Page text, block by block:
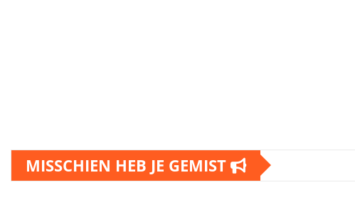
MISSCHIEN HEB JE GEMIST